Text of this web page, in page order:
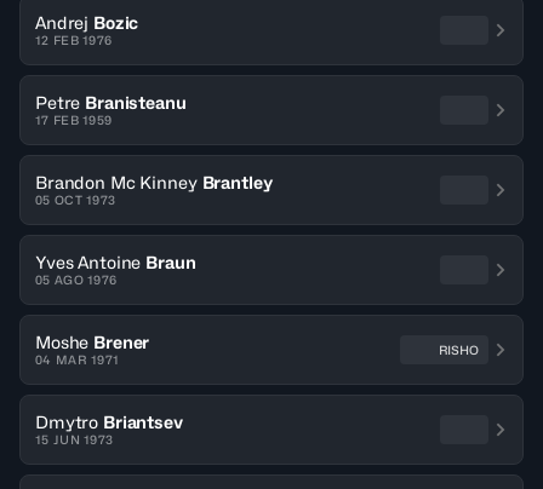
Andrej Bozic
12 FEB 1976
Petre Branisteanu
17 FEB 1959
Brandon Mc Kinney Brantley
05 OCT 1973
Yves Antoine Braun
05 AGO 1976
Moshe Brener
04 MAR 1971
RISHO
Dmytro Briantsev
15 JUN 1973